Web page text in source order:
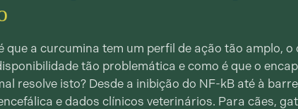
que a curcumina tem um perfil de ação tão amplo, o
tão problemática e como é que o
resolve isto? Desde a inibição do NF-kB até à
e dados clínicos veterinários. Para cães,